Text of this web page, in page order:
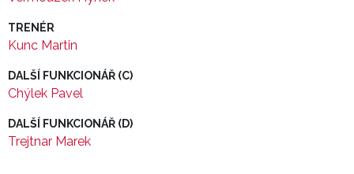
TRENÉR
Kunc Martin
DALŠÍ FUNKCIONÁŘ (C)
Chýlek Pavel
DALŠÍ FUNKCIONÁŘ (D)
Trejtnar Marek